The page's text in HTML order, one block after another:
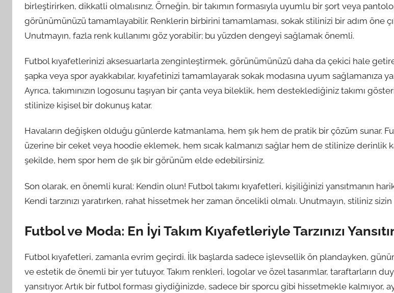
birleştirirken, dikkatli olmalısınız. Örneğin, bir takımın formasıyla uyumlu bir şort veya
görünümünüzü tamamlayabilir. Renklerin birbirini tamamlaması, sokak stilinizi bir adım öne
Unutmayın, fazla renk kullanımı göz yorabilir; bu yüzden dengeyi sağlamak önemli.
Futbol kıyafetlerinizi aksesuarlarla zenginleştirmek, görünümünüzü daha da çekici hale
şapka veya spor ayakkabılar, kıyafetinizi tamamlayarak sokak modasına uyum sağlamanıza
Ayrıca, takımınızın logosunu taşıyan bir çanta veya bileklik, hem desteklediğiniz takımı
stilinize kişisel bir dokunuş katar.
Havaların değişken olduğu günlerde katmanlama, hem şık hem de pratik bir çözüm sunar.
üzerine bir ceket veya hoodie eklemek, hem sıcak kalmanızı sağlar hem de stilinize derinlik
şekilde, hem spor hem de şık bir görünüm elde edebilirsiniz.
Son olarak, en önemli kural: Kendin olun! Futbol takımı kıyafetleri, kişiliğinizi yansıtmanın
Kendi tarzınızı yaratırken, rahat hissetmek her zaman öncelikli olmalı. Unutmayın, stiliniz sizin
Futbol ve Moda: En İyi Takım Kıyafetleriyle Tarzınızı
Futbol kıyafetleri, zamanla evrim geçirdi. İlk başlarda sadece işlevsellik ön plandayken,
ve estetik de önemli bir yer tutuyor. Takım renkleri, logolar ve özel tasarımlar, taraftarların
yansıtıyor. Artık bir futbol forması giydiğinizde, sadece bir sporcu gibi hissetmekle kalmıyor,